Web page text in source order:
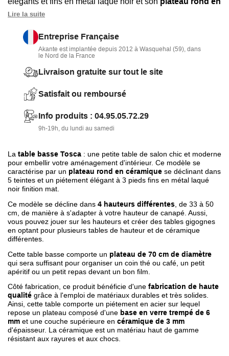
céramique
Fabrication haut de gammeavec plateau céramique et
pieds acier.
Lire la suite
Entreprise Française
Akante est implantée depuis 2012 à Wasquehal (59), dans
le Nord de la France
Livraison gratuite sur tout le site
Satisfait ou remboursé
Info produits : 04.95.05.72.29
9h-19h, du lundi au samedi
La table basse Tosca : une petite table de salon chic et moderne
pour embellir votre aménagement d'intérieur. Ce modèle se
caractérise par un plateau rond en céramique se déclinant dans
5 teintes et un piétement élégant à 3 pieds fins en métal laqué
noir finition mat.
Ce modèle se décline dans 4 hauteurs différentes , de 33 à 50
cm, de manière à s'adapter à votre hauteur de canapé. Aussi,
vous pouvez jouer sur les hauteurs et créer des tables gigognes
en optant pour plusieurs tables de hauteur et de céramique
différentes.
Cette table basse comporte un plateau de 70 cm de diamètre
qui sera suffisant pour organiser un coin thé ou café, un petit
apéritif ou un petit repas devant un bon film.
Côté fabrication, ce produit bénéficie d'une fabrication de haute
qualité grâce à l'emploi de matériaux durables et très solides.
Ainsi, cette table comporte un piétement en acier sur lequel
repose un plateau composé d'une base en verre trempé de 6
mm et une couche supérieure en céramique de 3 mm
d'épaisseur. La céramique est un matériau haut de gamme
résistant aux rayures et aux chocs.